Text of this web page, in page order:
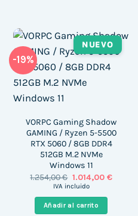
-19%
NUEVO
VORPC Gaming Shadow
GAMING / Ryzen 5-5500
RTX 5060 / 8GB DDR4
512GB M.2 NVMe
Windows 11
1.254,00€ El
precio
era:
1.254,00 €.
1.014,00 €El
IVA incluido
Añadir al carrito